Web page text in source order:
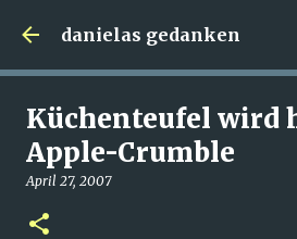
Direkt zum
danielas gedanken
Küchenteufel wird
Apple-Crumble
April 27, 2007